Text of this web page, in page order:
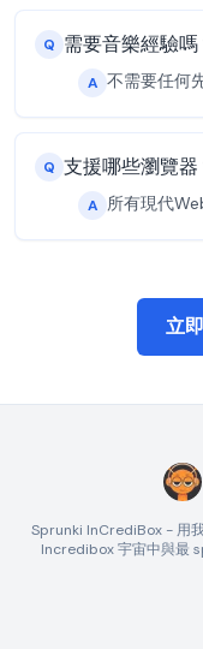
Q 需要音樂經驗嗎
A 不需要任何
Q 支援哪些瀏覽器
A 所有現代
立
Sprunki InCrediBox - 用
Incredibox 宇宙中與最